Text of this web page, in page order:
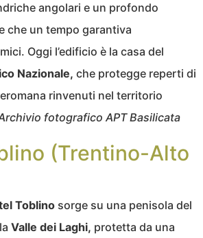
angolari e un profondo
che un tempo garantiva
Oggi l’edificio è la casa del
Nazionale, che protegge reperti di
rinvenuti nel territorio
fotografico APT Basilicata
(Trentino-Alto
Toblino sorge su una penisola del
Valle dei Laghi, protetta da una